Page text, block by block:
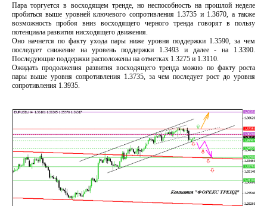
Пара торгуется в восходящем тренде, но неспособность на прошлой неделе
пробиться выше уровней ключевого сопротивления 1.3735 и 1.3670, а также
возможность пробоя вниз восходящего черного тренда говорят в пользу
потенциала развития нисходящего движения.
Оно начнется по факту ухода пары ниже уровня поддержки 1.3590, за чем
последует снижение на уровень поддержки 1.3493 и далее - на 1.3390.
Последующие поддержки расположены на отметках 1.3275 и 1.3110.
Ожидать продолжения развития восходящего тренда можно по факту роста
пары выше уровня сопротивления 1.3735, за чем последует рост до уровня
сопротивления 1.3935.